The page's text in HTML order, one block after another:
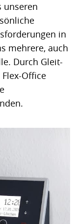
unseren
in
mehrere, auch
Durch Gleit-
Office